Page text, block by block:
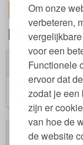
Om onze
verbeteren,
voor een
Functionele
ervoor dat
zodat je een
zijn er
van hoe de
de website
toon alles
Khadi
Winkelwagen is leeg.
Subtotaal: